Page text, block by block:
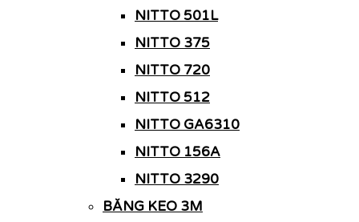
NITTO 501L
NITTO 375
NITTO 720
NITTO 512
NITTO GA6310
NITTO 156A
NITTO 3290
BĂNG KEO 3M